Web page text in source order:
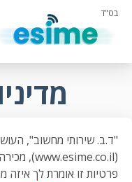
בס"ד
"ד.ב. שירותי מחשוב",
(www.esime.co.il
),
פרטיות זו אומרת לך איזה